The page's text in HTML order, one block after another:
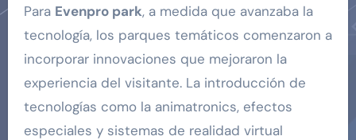
Para Evenpro park, a medida que avanzaba la
tecnología, los parques temáticos comenzaron a
incorporar innovaciones que mejoraron la
experiencia del visitante. La introducción de
tecnologías como la animatronics, efectos
especiales y sistemas de realidad virtual